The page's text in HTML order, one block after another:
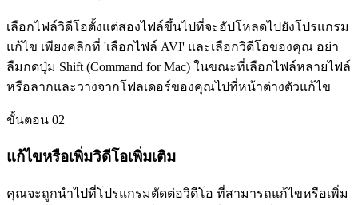
เลือกไฟล์วิดีโอตั้งแต่สองไฟล์ขึ้นไปที่จะอัปโหลดไปยังโปรแกรม
แก้ไข เพียงคลิกที่ 'เลือกไฟล์ AVI' และเลือกวิดีโอของคุณ อย่า
ลืมกดปุ่ม Shift (Command for Mac) ในขณะที่เลือกไฟล์หลายไฟล์
หรือลากและวางจากโฟลเดอร์ของคุณไปที่หน้าต่างตัวแก้ไข
ขั้นตอน 02
แก้ไขหรือเพิ่มวิดีโอเพิ่มเติม
คุณจะถูกนำไปที่โปรแกรมตัดต่อวิดีโอ ที่สามารถแก้ไขหรือเพิ่ม